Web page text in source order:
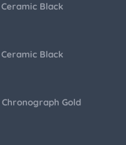
Black
Black
Gold